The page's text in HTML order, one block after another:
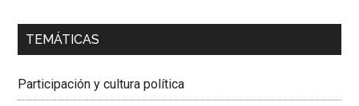
00:00 01:04
Dra. Carolina Corcho Mejía,Presidenta Corporación
Colombiana
TEMÁTICAS
Participación y cultura política